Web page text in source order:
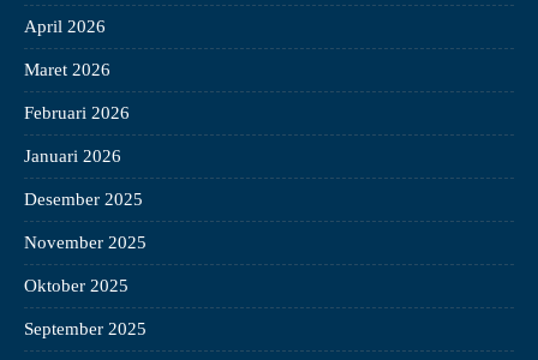
April 2026
Maret 2026
Februari 2026
Januari 2026
Desember 2025
November 2025
Oktober 2025
September 2025